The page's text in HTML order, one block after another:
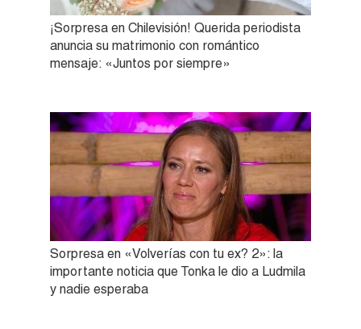
¡Sorpresa en Chilevisión! Querida periodista
anuncia su matrimonio con romántico
mensaje: «Juntos por siempre»
Sorpresa en «Volverías con tu ex? 2»: la
importante noticia que Tonka le dio a Ludmila
y nadie esperaba